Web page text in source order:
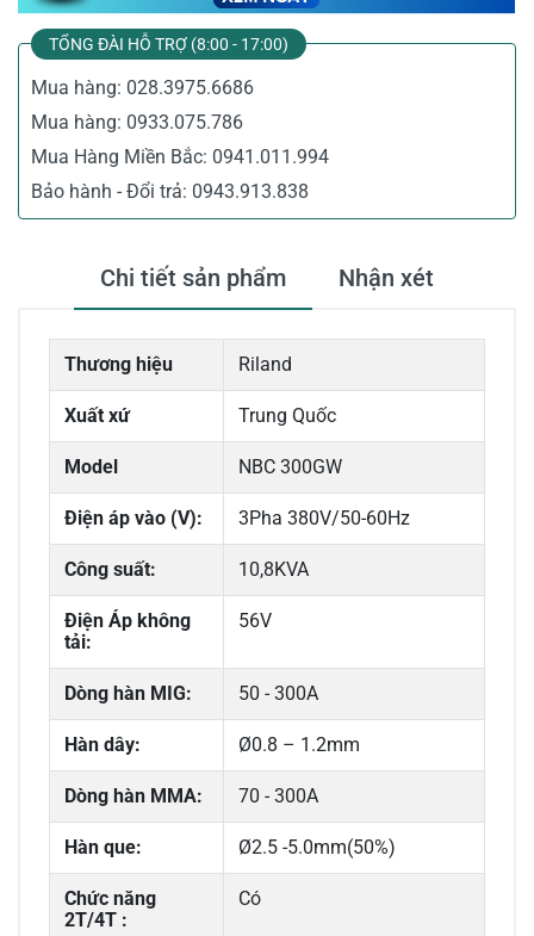
TỔNG ĐÀI HỖ TRỢ (8:00 - 17:00)
Mua hàng: 028.3975.6686
Mua hàng: 0933.075.786
Mua Hàng Miền Bắc: 0941.011.994
Bảo hành - Đổi trả: 0943.913.838
Chi tiết sản phẩm Nhận xét
Thương hiệu Riland
Xuất xứ Trung Quốc
Model NBC 300GW
Điện áp vào (V): 3Pha 380V/50-60Hz
Công suất: 10,8KVA
Điện Áp không
tải:
56V
Dòng hàn MIG: 50 - 300A
Hàn dây: Ø0.8 – 1.2mm
Dòng hàn MMA: 70 - 300A
Hàn que: Ø2.5 -5.0mm(50%)
Chức năng
2T/4T :
Có